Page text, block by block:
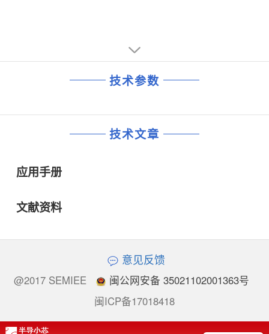
技术参数
技术文章
应用手册
文献资料
意见反馈
@2017 SEMIEE
闽公网安备 35021102001363号
闽ICP备17018418